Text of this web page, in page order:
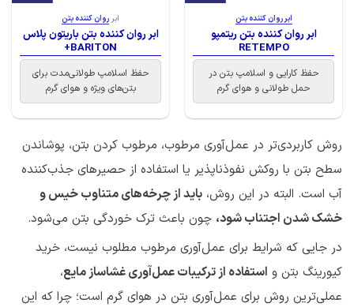
ابر روان کننده بتن
ابر روان کننده بتن ریتمپو
RETEMPO
حفظ کارایی و اسلامپ بتن در
حمل طولانی و هوای گرم
ابر روان کننده بتن
ابر روان کننده بتن باریتون پلاس
BARITON+
حفظ اسلامپ طولانی‌مدت برای
بتن‌های ویژه و هوای گرم
روش کاربردی‌تر در عمل‌آوری مرطوب، مرطوب کردن بتن، پوشاندن
سطح بتن با روکش نفوذناپذیر یا استفاده از حصیرهای جذب‌کننده
آب است. البته در این روش، باید از چرخه‌های متناوب خیس و
خشک شدن اجتناب شود، چون باعث ترک خوردگی بتن می‌شود.
در جایی که شرایط برای عمل‌آوری مرطوب مطلوب نیست، خرید
کیورینگ بتن و استفاده از ترکیبات عمل‌آوری غشاساز مایع،
عملی‌ترین روش برای عمل‌آوری بتن در هوای گرم است؛ چرا که این